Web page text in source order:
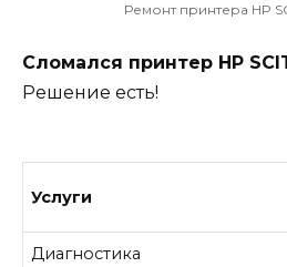
Ремонт принтера HP
Сломался принтер HP
Решение есть!
Услуги
Диагностика